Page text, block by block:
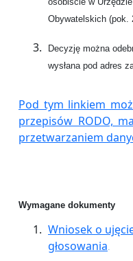
Obywatelskich (pok.
Decyzję można
wysłana pod adres
Pod tym linkiem
przepisów RODO,
przetwarzaniem
Wymagane dokumenty
Wniosek o
głosowania